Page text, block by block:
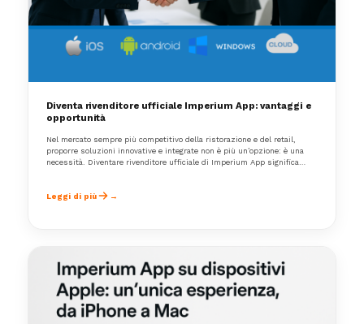
Diventa rivenditore ufficiale Imperium App: vantaggi e
opportunità
Nel mercato sempre più competitivo della ristorazione e del retail,
proporre soluzioni innovative e integrate non è più un’opzione: è una
necessità. Diventare rivenditore ufficiale di Imperium App significa
Leggi di più